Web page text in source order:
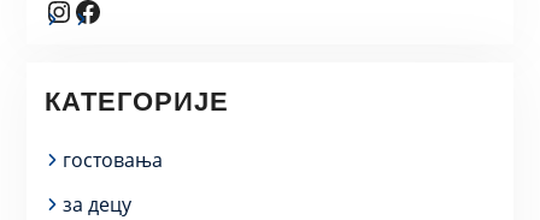
Instagram
Facebook
КАТЕГОРИЈЕ
гостовања
за децу